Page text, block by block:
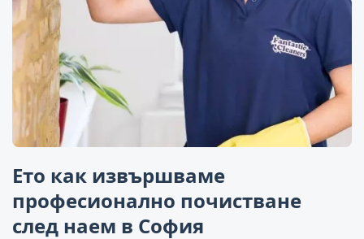
Ето как извършваме
професионално почистване
след наем в София